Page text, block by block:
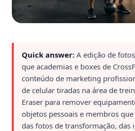
Quick answer: A edição de
que academias e boxes de
conteúdo de marketing
de celular tiradas na área de
Eraser para remover
objetos pessoais e membros
das fotos de transformação, das